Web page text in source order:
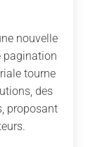
nouvelle
pagination
tourne
des
proposant